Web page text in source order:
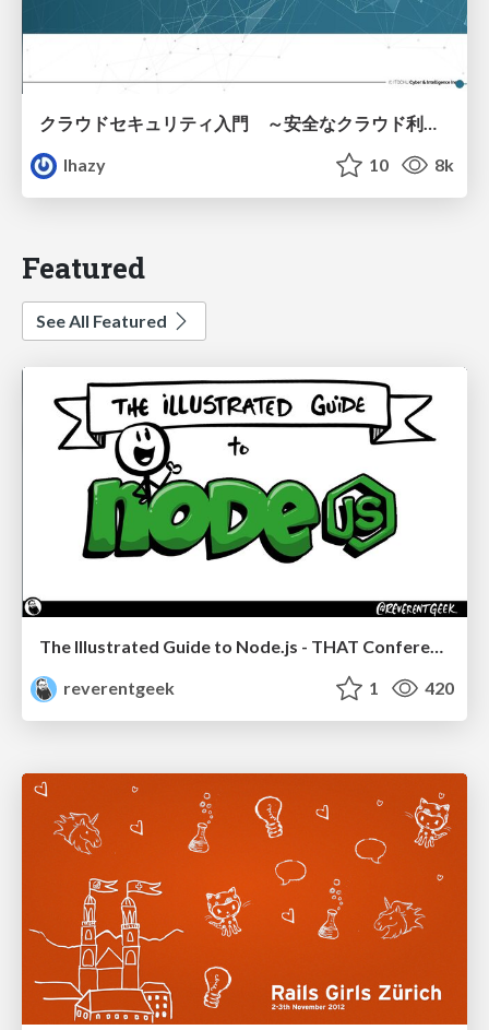
クラウドセキュリティ入門 ～安全なクラウド利用のための基礎知識～
lhazy
10 8k
Featured
See All Featured
The Illustrated Guide to Node.js - THAT Conference 2024
reverentgeek
1 420